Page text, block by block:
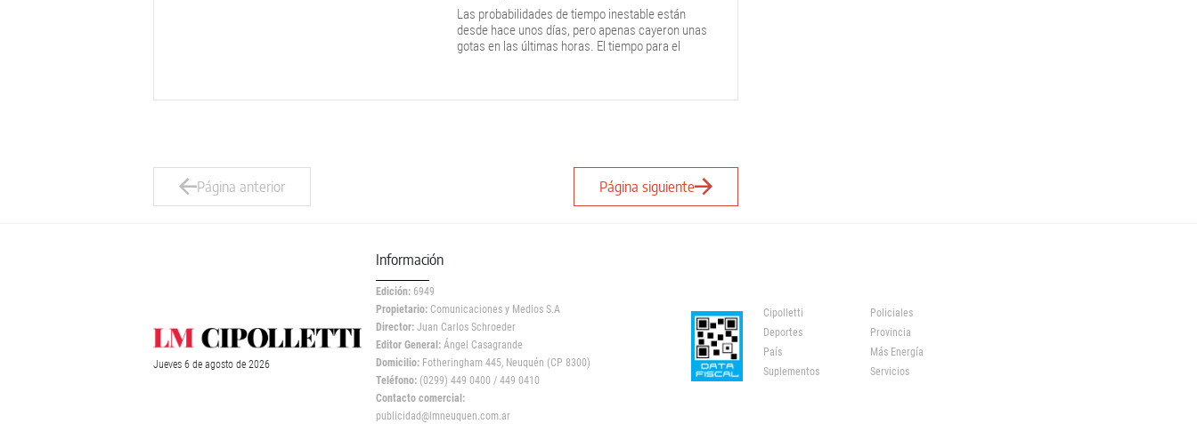
Las probabilidades de tiempo inestable están
desde hace unos días, pero apenas cayeron unas
gotas en las últimas horas. El tiempo para el
Página anterior Página siguiente
Jueves 6 de agosto de 2026
Información
Edición: 6949
Propietario: Comunicaciones y Medios S.A
Director: Juan Carlos Schroeder
Editor General: Ángel Casagrande
Domicilio: Fotheringham 445, Neuquén (CP 8300)
Teléfono: (0299) 449 0400 / 449 0410
Contacto comercial:
publicidad@lmneuquen.com.ar
Cipolletti
Policiales
Deportes
Provincia
País
Más Energía
Suplementos
Servicios